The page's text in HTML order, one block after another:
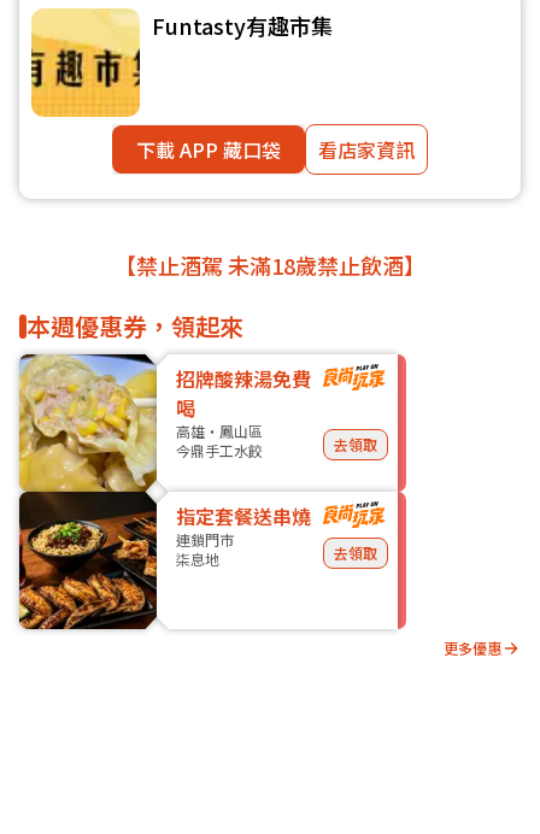
Funtasty有趣市集
下載 APP 藏口袋 看店家資訊
【禁止酒駕 未滿18歲禁止飲酒】
本週優惠券，領起來
招牌酸辣湯免費
喝
高雄・鳳山區
今鼎手工水餃
去領取
指定套餐送串燒
連鎖門市
柒息地
去領取
更多優惠